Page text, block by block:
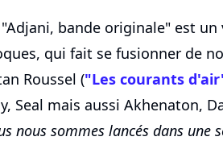
bande originale" est un
qui fait se fusionner de
Roussel ("Les courants
Seal mais aussi Akhenaton,
nous sommes lancés dans une